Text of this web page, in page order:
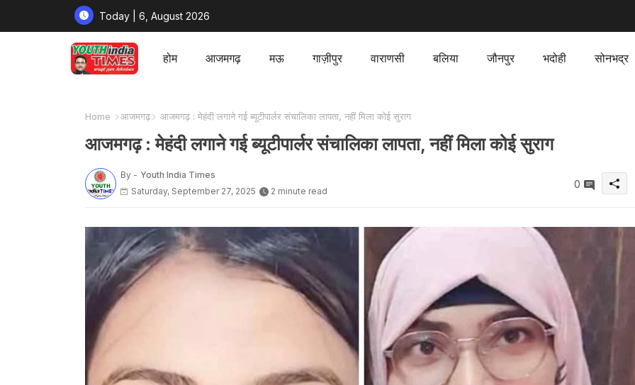
Today | 6, August 2026
होम आजमगढ़ मऊ गाज़ीपुर वाराणसी बलिया जौनपुर भदोही सोनभद्र
Home आजमगढ़ आजमगढ़ : मेहंदी लगाने गई ब्यूटीपार्लर संचालिका लापता, नहीं मिला कोई सुराग
आजमगढ़ : मेहंदी लगाने गई ब्यूटीपार्लर संचालिका लापता, नहीं मिला कोई सुराग
By - Youth India Times
Saturday, September 27, 2025
2 minute read
0